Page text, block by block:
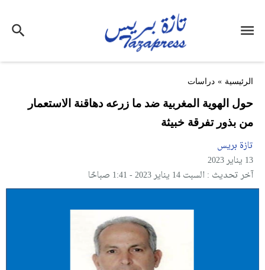
الرئيسية » دراسات
حول الهوية المغربية ضد ما زرعه دهاقنة الاستعمار
من بذور تفرقة خبيثة
تازة بريس
13 يناير 2023
آخر تحديث : السبت 14 يناير 2023 - 1:41 صباحًا